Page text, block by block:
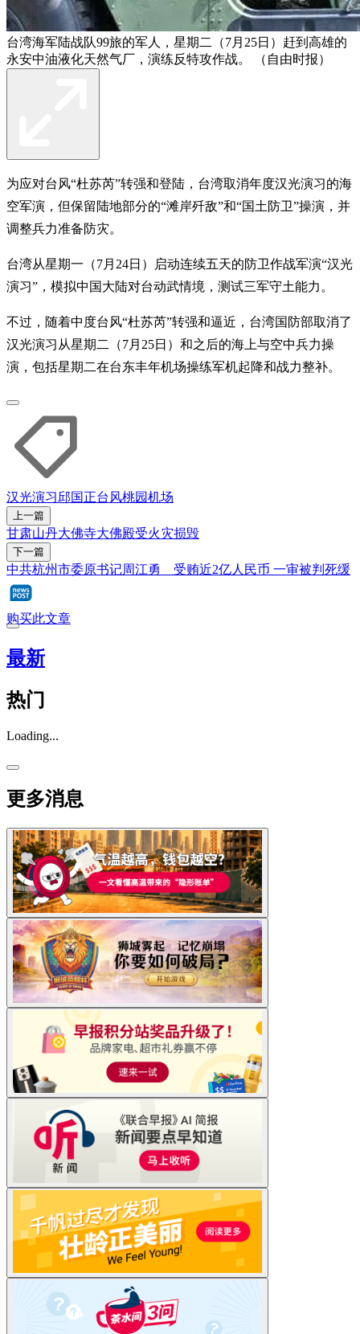
台湾海军陆战队99旅的军人，星期二（7月25日）赶到高雄的
永安中油液化天然气厂，演练反特攻作战。 （自由时报）
为应对台风“杜苏芮”转强和登陆，台湾取消年度汉光演习的海
空军演，但保留陆地部分的“滩岸歼敌”和“国土防卫”操演，并
调整兵力准备防灾。
台湾从星期一（7月24日）启动连续五天的防卫作战军演“汉光
演习”，模拟中国大陆对台动武情境，测试三军守土能力。
不过，随着中度台风“杜苏芮”转强和逼近，台湾国防部取消了
汉光演习从星期二（7月25日）和之后的海上与空中兵力操
演，包括星期二在台东丰年机场操练军机起降和战力整补。
汉光演习邱国正台风桃园机场
上一篇
甘肃山丹大佛寺大佛殿受火灾损毁
下一篇
中共杭州市委原书记周江勇 受贿近2亿人民币 一审被判死缓
购买此文章
最新
热门
Loading...
更多消息